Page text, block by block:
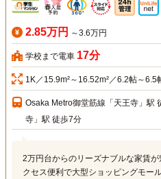
2.85万円 ～3.6万円
学校まで電車 17分
1K／15.9m²～16.52m²／6.2帖～6.5
Osaka Metro御堂筋線「天王寺」駅
寺」駅 徒歩7分
2万円台からのリーズナブルな家賃
クセス便利で大型ショッピングモー